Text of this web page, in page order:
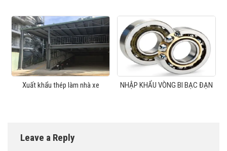
Xuất khẩu thép làm nhà xe NHẬP KHẨU VÒNG BI BẠC ĐẠN
Leave a Reply